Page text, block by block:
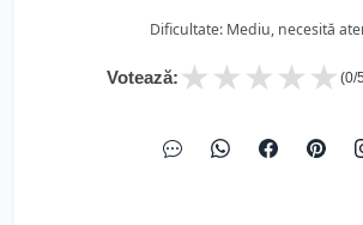
Dificultate: Mediu, necesită
Votează: ★
★
★
★
★ (0/